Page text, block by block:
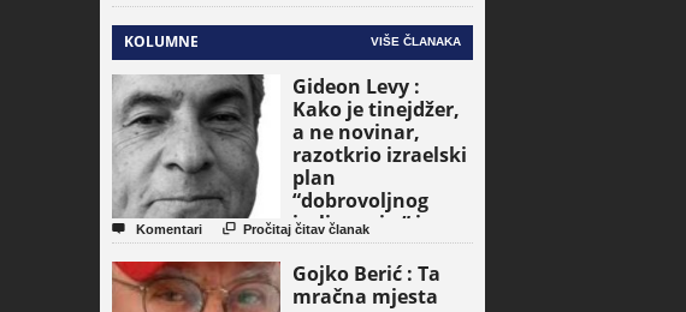
KOLUMNE VIŠE ČLANAKA
Gideon Levy :
Kako je tinejdžer,
a ne novinar,
razotkrio izraelski
plan
“dobrovoljnog
iseljavanja ” iz
Gaze
 Komentari  Pročitaj čitav članak
Gojko Berić : Ta
mračna mjesta